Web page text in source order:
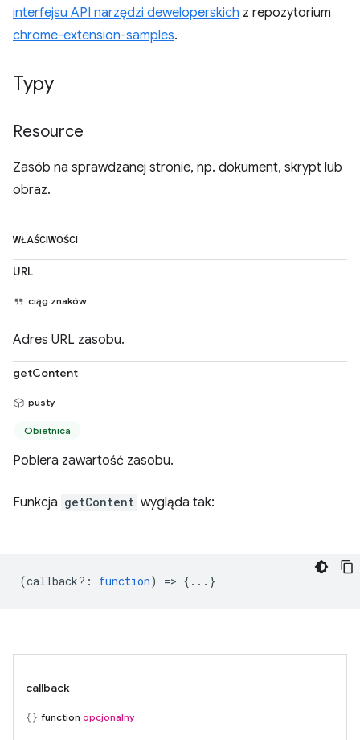
interfejsu API narzędzi deweloperskich z repozytorium
chrome-extension-samples.
Typy
Resource
Zasób na sprawdzanej stronie, np. dokument, skrypt lub
obraz.
WŁAŚCIWOŚCI
URL
ciąg znaków
Adres URL zasobu.
getContent
pusty
Obietnica
Pobiera zawartość zasobu.
Funkcja getContent wygląda tak:
(callback? : function) => {...}
callback
function opcjonalny